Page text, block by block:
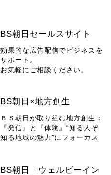
BS朝日セールスサイト
効果的な広告配信でビジネスを
サポート。
お気軽にご相談ください。
BS朝日×地方創生
ＢＳ朝日が取り組む地方創生：
『発信』と『体験』“知る人ぞ
知る地域の魅力”にフォーカス
BS朝日「ウェルビーイン